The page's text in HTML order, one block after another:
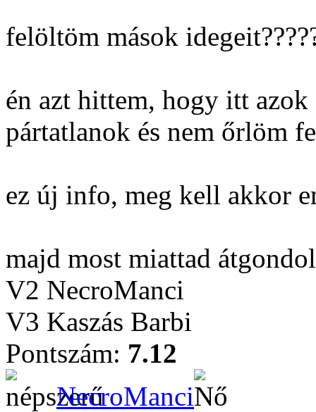
felöltöm mások
én azt hittem, hogy itt
pártatlanok és nem őrlöm
ez új info, meg kell akkor
majd most miattad
V2 NecroManci
V3 Kaszás Barbi
Pontszám: 7.12
NecroManci